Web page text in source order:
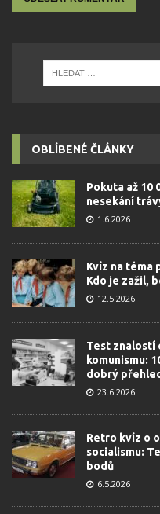
OBLÍBENÉ ČLÁNKY
Pokuta až 10
nesekání
1.6.2026
Kvíz na téma
Kdo je zažil,
12.5.2026
Test znalostí
komunismu:
dobrý
23.6.2026
Retro kvíz o
socialismu:
bodů
6.5.2026